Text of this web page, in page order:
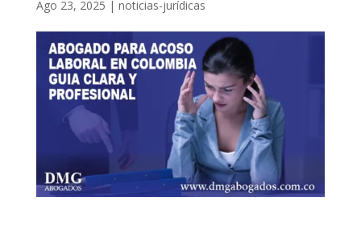
Ago 23, 2025 | noticias-jurídicas